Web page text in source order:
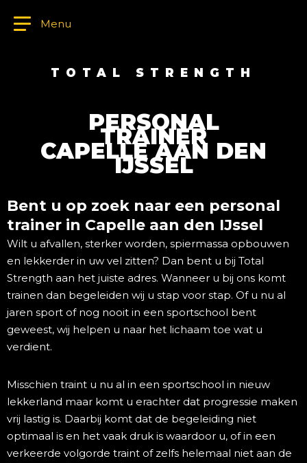
Menu
TOTAL STRENGTH
PERSONAL
TRAINER
CAPELLE AAN DEN
IJSSEL
Bent u op zoek naar een personal
trainer in Capelle aan den IJssel
Wilt u afvallen, sterker worden, spiermassa opbouwen
en lekkerder in uw vel zitten? Dan bent u bij Total
Strength aan het juiste adres. Wanneer u bij ons komt
trainen dan begeleiden wij u stap voor stap. Of u nu al
jaren sport of nog nooit in een sportschool bent
geweest, wij helpen u naar het lichaam toe wat u
verdient.
Misschien traint u nu al in een sportschool in nieuw
lekkerland maar komt u erachter dat progressie maken
vrij lastig is. Daarbij komt dat de begeleiding niet
optimaal is en het vaak druk is waardoor u, of in een
verkeerde volgorde traint of zelfs helemaal niet aan de